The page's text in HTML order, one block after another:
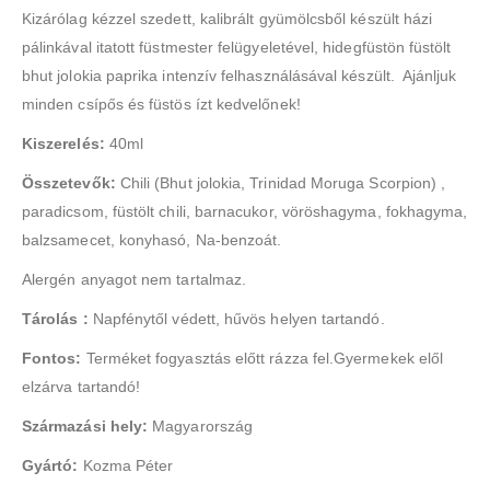
Kizárólag kézzel szedett, kalibrált gyümölcsből készült házi
pálinkával itatott füstmester felügyeletével, hidegfüstön füstölt
bhut jolokia paprika intenzív felhasználásával készült. Ajánljuk
minden csípős és füstös ízt kedvelőnek!
Kiszerelés: 40ml
Összetevők: Chili (Bhut jolokia, Trinidad Moruga Scorpion) ,
paradicsom, füstölt chili, barnacukor, vöröshagyma, fokhagyma,
balzsamecet, konyhasó, Na-benzoát.
Alergén anyagot nem tartalmaz.
Tárolás : Napfénytől védett, hűvös helyen tartandó.
Fontos: Terméket fogyasztás előtt rázza fel.Gyermekek elől
elzárva tartandó!
Származási hely: Magyarország
Gyártó: Kozma Péter